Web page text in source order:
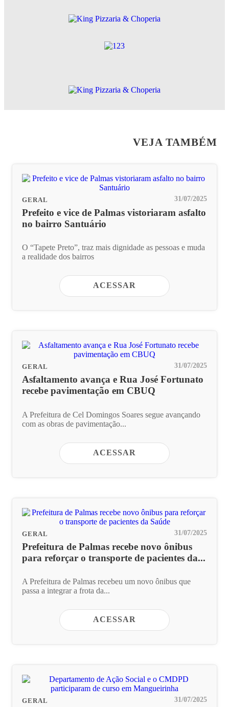
VEJA TAMBÉM
GERAL 31/07/2025
Prefeito e vice de Palmas vistoriaram asfalto
no bairro Santuário
O “Tapete Preto”, traz mais dignidade as pessoas e muda
a realidade dos bairros
ACESSAR
GERAL 31/07/2025
Asfaltamento avança e Rua José Fortunato
recebe pavimentação em CBUQ
A Prefeitura de Cel Domingos Soares segue avançando
com as obras de pavimentação...
ACESSAR
GERAL 31/07/2025
Prefeitura de Palmas recebe novo ônibus
para reforçar o transporte de pacientes da...
A Prefeitura de Palmas recebeu um novo ônibus que
passa a integrar a frota da...
ACESSAR
GERAL 31/07/2025